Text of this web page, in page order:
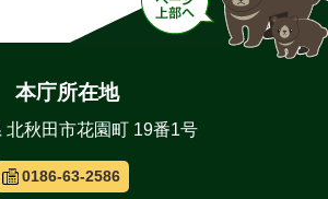
本庁所在地
秋田市花園町 19番1号
0186-63-2586